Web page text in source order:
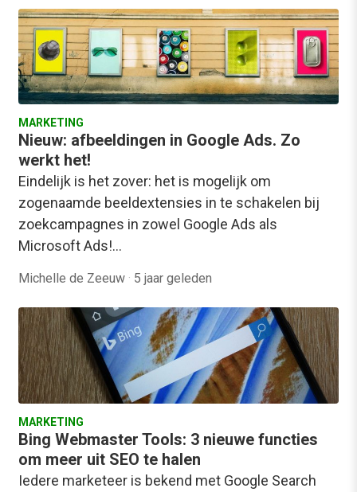
MARKETING
Nieuw: afbeeldingen in Google Ads. Zo
werkt het!
Eindelijk is het zover: het is mogelijk om
zogenaamde beeldextensies in te schakelen bij
zoekcampagnes in zowel Google Ads als
Microsoft Ads!…
Michelle de Zeeuw · 5 jaar geleden
MARKETING
Bing Webmaster Tools: 3 nieuwe functies
om meer uit SEO te halen
Iedere marketeer is bekend met Google Search